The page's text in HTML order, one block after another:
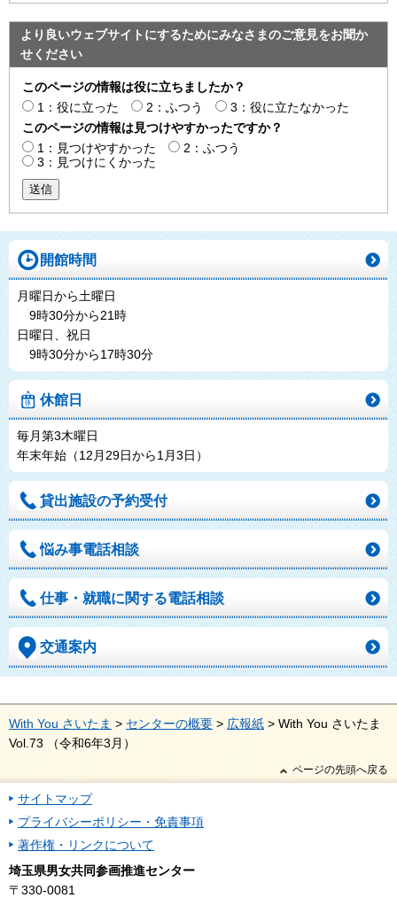
より良いウェブサイトにするためにみなさまのご意見をお聞か
せください
このページの情報は役に立ちましたか？
1：役に立った
2：ふつう
3：役に立たなかった
このページの情報は見つけやすかったですか？
1：見つけやすかった
2：ふつう
3：見つけにくかった
送信
開館時間
月曜日から土曜日
9時30分から21時
日曜日、祝日
9時30分から17時30分
休館日
毎月第3木曜日
年末年始（12月29日から1月3日）
貸出施設の予約受付
悩み事電話相談
仕事・就職に関する電話相談
交通案内
With You さいたま > センターの概要 > 広報紙 > With You さいたま
Vol.73 （令和6年3月）
ページの先頭へ戻る
サイトマップ
プライバシーポリシー・免責事項
著作権・リンクについて
埼玉県男女共同参画推進センター
〒330-0081